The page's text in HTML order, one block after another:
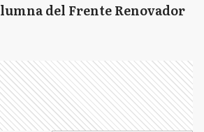
del Frente Renovador